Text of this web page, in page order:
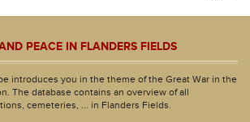
PEACE IN FLANDERS FIELDS
introduces you in the theme of the Great War in the
The database contains an overview of all
cemeteries, ... in Flanders Fields.